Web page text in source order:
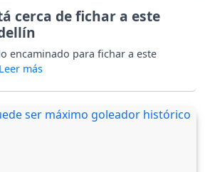
cerca de fichar a este
encaminado para fichar a este